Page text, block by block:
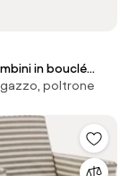
in bouclé
Cloudpoltrone